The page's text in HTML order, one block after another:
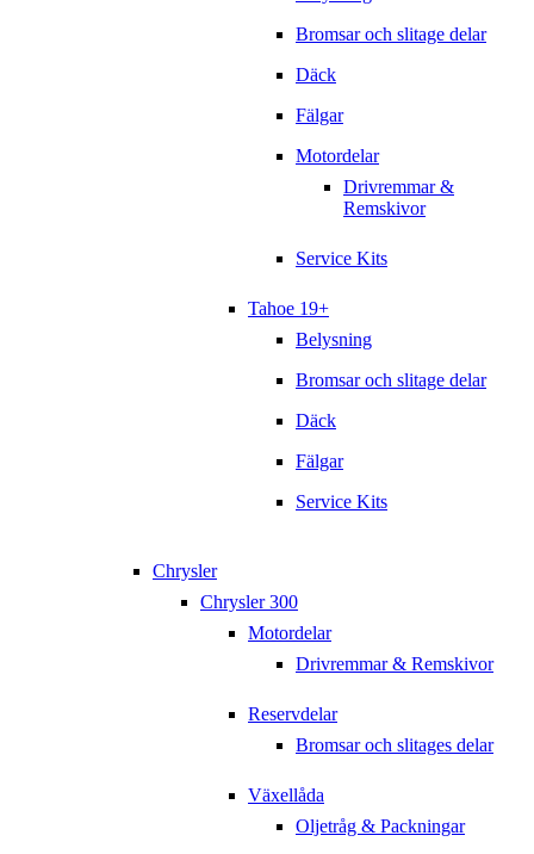
Bromsar och slitage delar
Däck
Fälgar
Motordelar
Drivremmar &
Remskivor
Service Kits
Tahoe 19+
Belysning
Bromsar och slitage delar
Däck
Fälgar
Service Kits
Chrysler
Chrysler 300
Motordelar
Drivremmar & Remskivor
Reservdelar
Bromsar och slitages delar
Växellåda
Oljetråg & Packningar